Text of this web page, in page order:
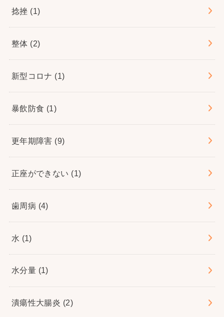
捻挫 (1)
整体 (2)
新型コロナ (1)
暴飲防食 (1)
更年期障害 (9)
正座ができない (1)
歯周病 (4)
水 (1)
水分量 (1)
潰瘍性大腸炎 (2)